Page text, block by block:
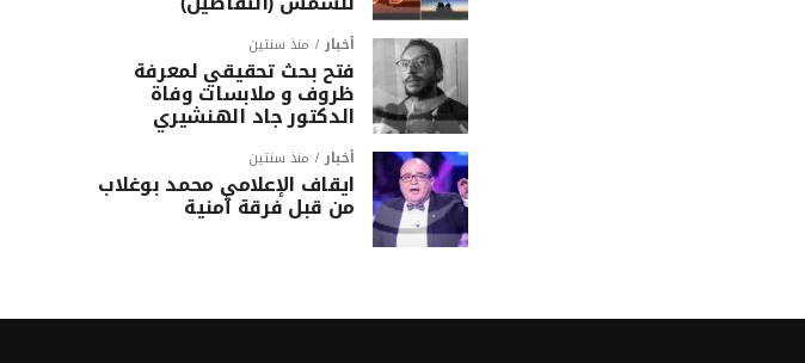
أخبار منذ سنتين
فتح بحث تحقيقي لمعرفة
ظروف و ملابسات وفاة
الدكتور جاد الهنشيري
أخبار منذ سنتين
ايقاف الإعلامي محمد بوغلاب
من قبل فرقة أمنية